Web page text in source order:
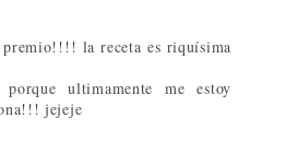
la receta es riquísima
ultimamente me estoy
jejeje